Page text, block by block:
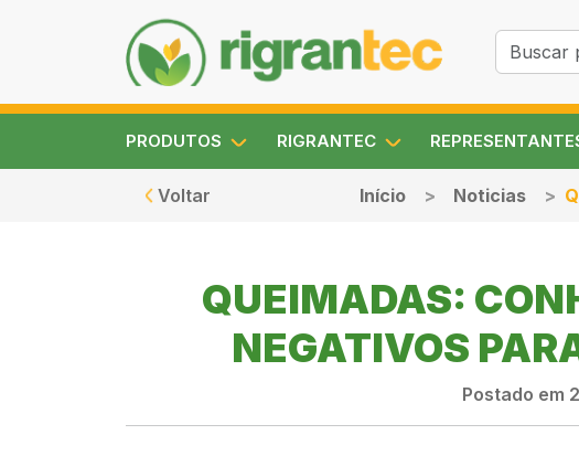
PRODUTOS RIGRANTEC
Voltar Início Noticias
QUEIMADAS:
NEGATIVOS
Postado em